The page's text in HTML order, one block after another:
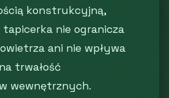
konstrukcyjną,
tapicerka nie ogranicza
ani nie wpływa
trwałość
wewnętrznych.